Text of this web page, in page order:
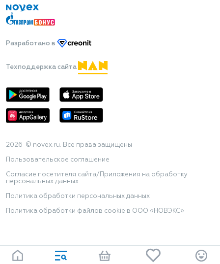
Разработано в
Техподдержка сайта
2026 © novex.ru. Все права защищены
Пользовательское соглашение
Согласие посетителя сайта/Приложения на обработку
персональных данных
Политика обработки персональных данных
Политика обработки файлов cookie в ООО «НОВЭКС»